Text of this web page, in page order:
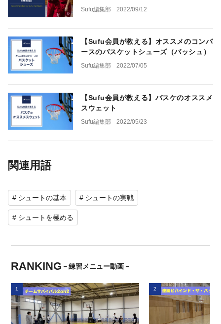
Sufu編集部 2022/09/12
【Sufu会員が教える】オススメのコンバ
ースのバスケットシューズ（バッシュ）
Sufu編集部 2022/07/05
【Sufu会員が教える】バスケのオススメ
スウェット
Sufu編集部 2022/05/23
関連用語
# シュートの基本 # シュートの実戦
# シュートを極める
RANKING －練習メニュー動画－
1 2